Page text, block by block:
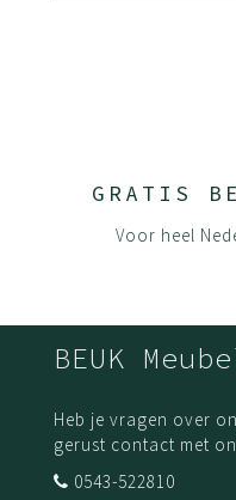
ISO 26000
ILO -
GRATIS
Voor heel
BEUK
Heb je vragen over
gerust contact met
0543-522810